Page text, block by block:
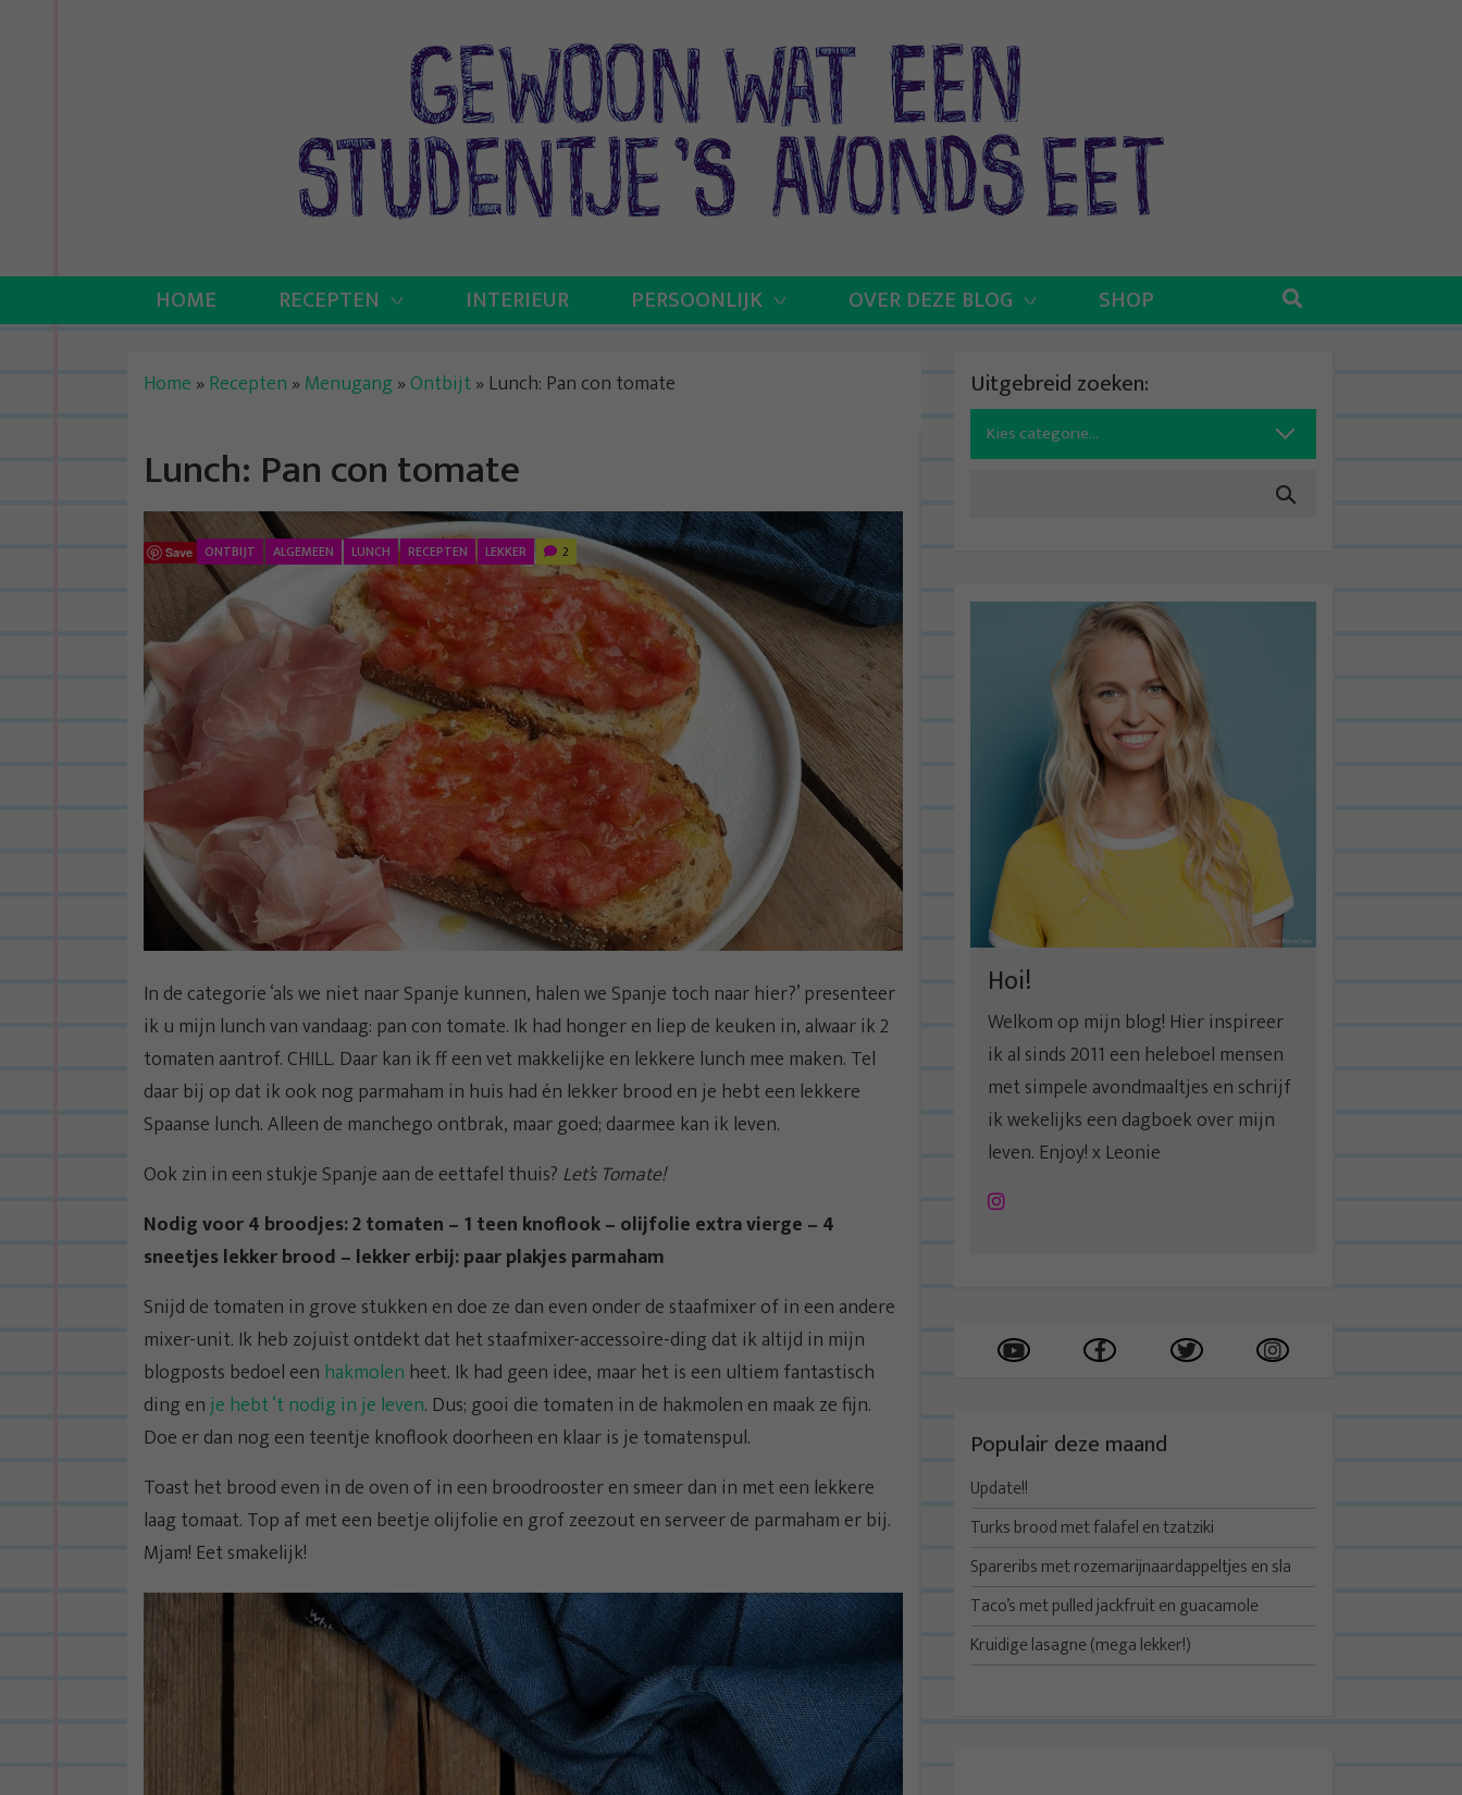
HOME RECEPTEN INTERIEUR PERSOONLIJK OVER DEZE BLOG SHOP
Home » Recepten » Menugang» Ontbijt» Lunch: Pan con tomate
Lunch: Pan con tomate
Save ONTBIJT ALGEMEEN LUNCH RECEPTEN LEKKER 2
In de categorie ‘als we niet naar Spanje kunnen, halen we Spanje toch naar hier?’ presenteer
ik u mijn lunch van vandaag: pan con tomate. Ik had honger en liep de keuken in, alwaar ik 2
tomaten aantrof. CHILL. Daar kan ik ff een vet makkelijke en lekkere lunch mee maken. Tel
daar bij op dat ik ook nog parmaham in huis had én lekker brood en je hebt een lekkere
Spaanse lunch. Alleen de manchego ontbrak, maar goed; daarmee kan ik leven.
Ook zin in een stukje Spanje aan de eettafel thuis? Let’s Tomate!
Nodig voor 4 broodjes: 2 tomaten – 1 teen knoflook – olijfolie extra vierge – 4
sneetjes lekker brood – lekker erbij: paar plakjes parmaham
Snijd de tomaten in grove stukken en doe ze dan even onder de staafmixer of in een andere
mixer-unit. Ik heb zojuist ontdekt dat het staafmixer-accessoire-ding dat ik altijd in mijn
blogposts bedoel een hakmolen heet. Ik had geen idee, maar het is een ultiem fantastisch
ding enje hebt ‘t nodig in je leven. Dus; gooi die tomaten in de hakmolen en maak ze fijn.
Doe er dan nog een teentje knoflook doorheen en klaar is je tomatenspul.
Toast het brood even in de oven of in een broodrooster en smeer dan in met een lekkere
laag tomaat. Top af met een beetje olijfolie en grof zeezout en serveer de parmaham er bij.
Mjam! Eet smakelijk!
Uitgebreid zoeken:
Search
for:
Hoi!
Welkom op mijn blog! Hier inspireer
ik al sinds 2011 een heleboel mensen
met simpele avondmaaltjes en schrijf
ik wekelijks een dagboek over mijn
leven. Enjoy! x Leonie
Instagram
Populair deze maand
Update!!
Turks brood met falafel en tzatziki
Spareribs met rozemarijnaardappeltjes en sla
Taco’s met pulled jackfruit en guacamole
Kruidige lasagne (mega lekker!)